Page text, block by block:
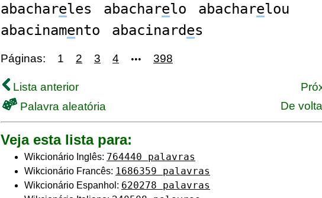
abachareles abacharelo abacharelou
abacinamento abacinardes
Páginas: 1 2 3 4 ••• 398
Lista anterior
Palavra aleatória
De
Veja esta lista para:
Wikcionário Inglês: 764440 palavras
Wikcionário Francês: 1686359 palavras
Wikcionário Espanhol: 620278 palavras